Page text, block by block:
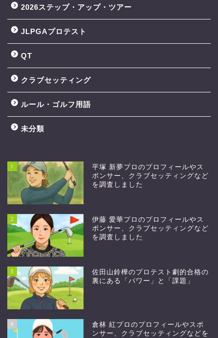
2026ステップ・アップ・ツアー
JLPGAプロテスト
QT
クラブセッティング
ルール・ゴルフ用語
未分類
1
平塚 新夢プロのプロフィールやス
ポンサー、クラブセッティングなど
を調査しました
2
伊藤 愛華プロのプロフィールやス
ポンサー、クラブセッティングなど
を調査しました
3
佐田山鈴樺のプロテスト劇的合格の
裏にある「パワー」と「課題」
4
倉林 紅プロのプロフィールやスポ
ンサー、クラブセッティングなどを